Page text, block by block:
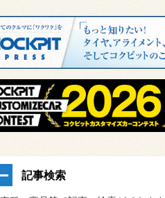
記事検索